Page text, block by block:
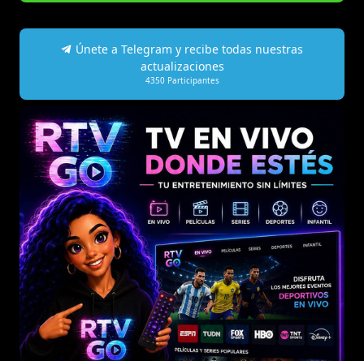
Únete a Telegram y recibe todas nuestras
actualizaciones
4350 Participantes